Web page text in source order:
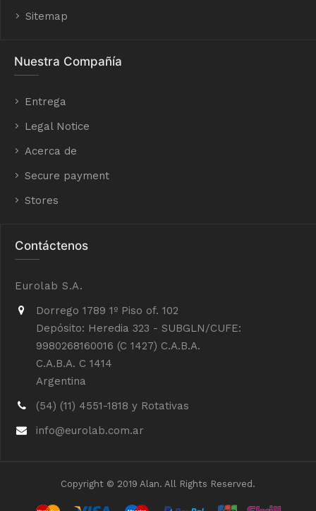
Sitemap
Nuestra Compañía
Entrega
Legal Notice
Acerca de
Secure payment
Stores
Contáctenos
Eurolab S.A.
Dorrego 1789 1º Piso of. 102
Depósito: Heredia 323 - SUBGLN/CUFE:
9980268160016 (C 1427) C.A.B.A.
C.A.B.A. C 1414
Argentina
(54) (11) 4551-1818 y Rotativas
info@eurolab.com.ar
Copyright © 2019 Alan. All Rights Reserved.